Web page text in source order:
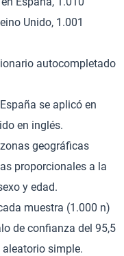
Unido, 1.001
autocompletado
se aplicó en
en inglés.
geográficas
proporcionales a la
y edad.
muestra (1.000 n)
de confianza del 95,5
simple.